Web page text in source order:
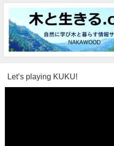
Let’s playing KUKU!